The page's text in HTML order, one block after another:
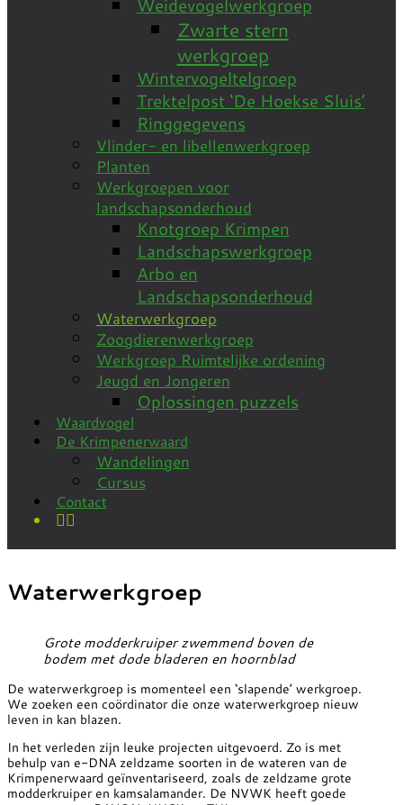
Weidevogelwerkgroep
Zwarte stern
werkgroep
Wintervogeltelgroep
Trektelpost ‘De Hoekse Sluis’
Ringgegevens
Vlinder- en libellenwerkgroep
Planten
Werkgroepen voor
landschapsonderhoud
Knotgroep Krimpen
Landschapswerkgroep
Arbo en
Landschapsonderhoud
Waterwerkgroep
Zoogdierenwerkgroep
Werkgroep Ruimtelijke ordening
Jeugd en Jongeren
Oplossingen puzzels
Waardvogel
De Krimpenerwaard
Wandelingen
Cursus
Contact
Waterwerkgroep
Grote modderkruiper zwemmend boven de
bodem met dode bladeren en hoornblad
De waterwerkgroep is momenteel een ‘slapende’ werkgroep.
We zoeken een coördinator die onze waterwerkgroep nieuw
leven in kan blazen.
In het verleden zijn leuke projecten uitgevoerd. Zo is met
behulp van e-DNA zeldzame soorten in de wateren van de
Krimpenerwaard geïnventariseerd, zoals de zeldzame grote
modderkruiper en kamsalamander. De NVWK heeft goede